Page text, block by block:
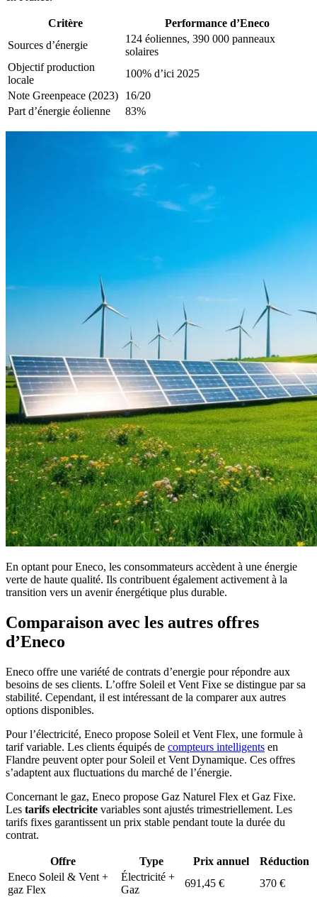
Critère
Performance d’Eneco
Sources d’énergie
124 éoliennes, 390 000 panneaux
solaires
Objectif production
locale
100% d’ici 2025
Note Greenpeace (2023)
16/20
Part d’énergie éolienne
83%
En optant pour Eneco, les consommateurs accèdent à une énergie
verte de haute qualité. Ils contribuent également activement à la
transition vers un avenir énergétique plus durable.
Comparaison avec les autres offres
d’Eneco
Eneco offre une variété de contrats d’energie pour répondre aux
besoins de ses clients. L’offre Soleil et Vent Fixe se distingue par sa
stabilité. Cependant, il est intéressant de la comparer aux autres
options disponibles.
Pour l’électricité, Eneco propose Soleil et Vent Flex, une formule à
tarif variable. Les clients équipés de compteurs intelligents en
Flandre peuvent opter pour Soleil et Vent Dynamique. Ces offres
s’adaptent aux fluctuations du marché de l’énergie.
Concernant le gaz, Eneco propose Gaz Naturel Flex et Gaz Fixe.
Les tarifs electricite variables sont ajustés trimestriellement. Les
tarifs fixes garantissent un prix stable pendant toute la durée du
contrat.
Offre Type Prix annuel
Réduction
Eneco Soleil & Vent +
gaz Flex
Électricité +
Gaz
691,45 €
370 €